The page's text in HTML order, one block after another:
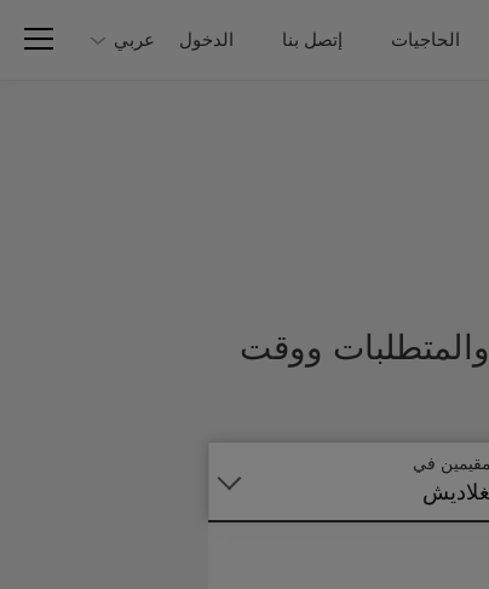
الحاجيات إتصل بنا الدخول عربي
ووقت
في